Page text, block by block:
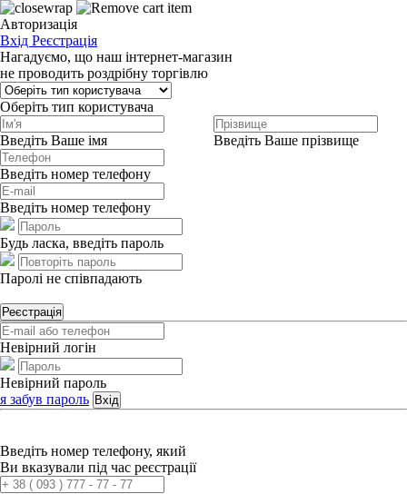
Авторизація
Вхід Реєстрація
Нагадуємо, що наш інтернет-магазин
не проводить роздрібну торгівлю
Оберіть тип користувача
Введіть Ваше імя Введіть Ваше прізвище
Введіть номер телефону
Введіть номер телефону
Будь ласка, введіть пароль
Паролі не співпадають
Реєстрація
Невірний логін
Невірний пароль
я забув пароль Вхід
Введіть номер телефону, який
Ви вказували під час реєстрації